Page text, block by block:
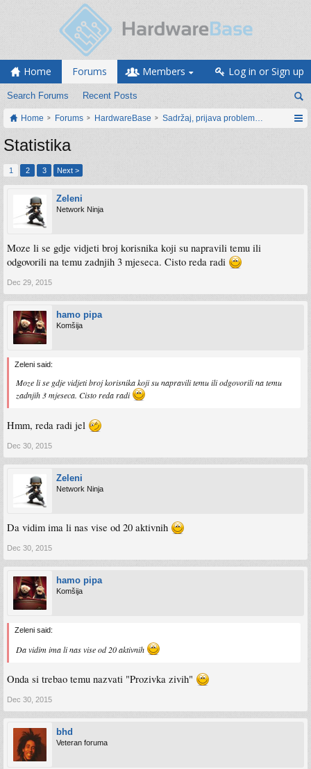
Home Forums
Search Forums Recent Posts
Members Log in or Sign up
Home Forums HardwareBase Sadržaj, prijava problema i prijedlozi
Statistika
1 2 3 Next >
Zeleni
Network Ninja
Moze li se gdje vidjeti broj korisnika koji su napravili temu ili
odgovorili na temu zadnjih 3 mjeseca. Cisto reda radi
Dec 29, 2015
hamo pipa
Komšija
Zeleni said:
Moze li se gdje vidjeti broj korisnika koji su napravili temu ili odgovorili na temu
zadnjih 3 mjeseca. Cisto reda radi
Hmm, reda radi jel
Dec 30, 2015
Zeleni
Network Ninja
Da vidim ima li nas vise od 20 aktivnih
Dec 30, 2015
hamo pipa
Komšija
Zeleni said:
Da vidim ima li nas vise od 20 aktivnih
Onda si trebao temu nazvati "Prozivka zivih"
Dec 30, 2015
bhd
Veteran foruma